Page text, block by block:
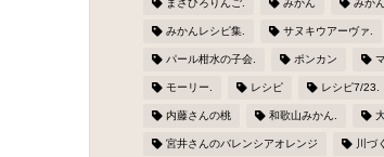
まさひろりんご. みかん みかん.
みかんレシピ集. サヌキウアーヴァ.
パール柑水の子会. ポンカン
モーリー. レシピ レシピ7/23.
内藤さんの桃 和歌山みかん.
宮井さんのバレンシアオレンジ 川づ